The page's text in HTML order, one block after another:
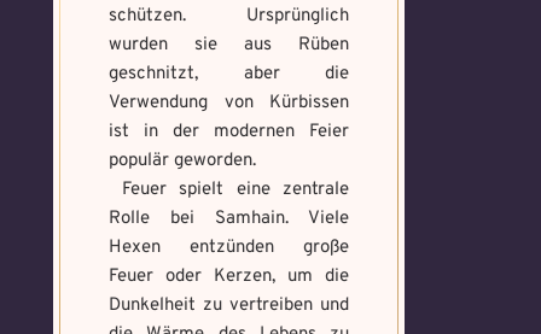
schützen. Ursprünglich
wurden sie aus Rüben
geschnitzt, aber die
Verwendung von Kürbissen
ist in der modernen Feier
populär geworden.
Feuer spielt eine zentrale
Rolle bei Samhain. Viele
Hexen entzünden große
Feuer oder Kerzen, um die
Dunkelheit zu vertreiben und